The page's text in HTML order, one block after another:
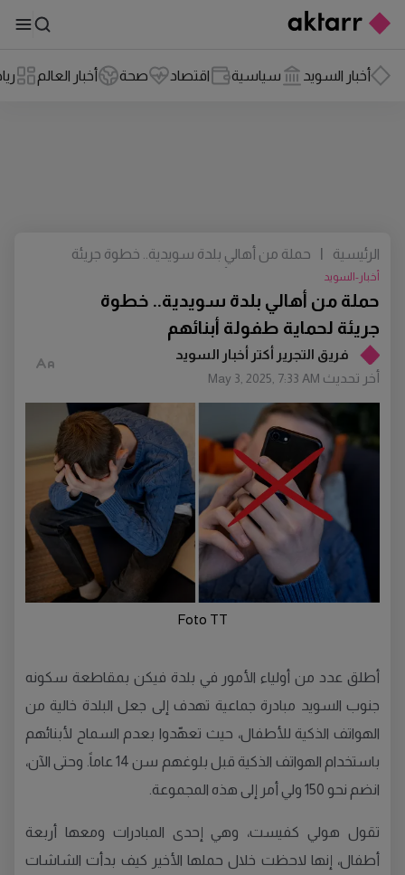
أخبار السويد سياسية اقتصاد صحة أخبار العالم
فريق التجرير أكتر أخبار السويد
أخر تحديث May 3, 2025, 7:33 AM
حملة من أهالي بلدة سويدية.. خطوة
جريئة لحماية طفولة أبنائهم
أخبار-السويد
الرئيسية |
حملة من أهالي بلدة سويدية.. خطوة جريئة
Foto TT
أطلق عدد من أولياء الأمور في بلدة فيكن بمقاطعة سكونه
جنوب السويد مبادرة جماعية تهدف إلى جعل البلدة خالية من
الهواتف الذكية للأطفال، حيث تعهّدوا بعدم السماح لأبنائهم
باستخدام الهواتف الذكية قبل بلوغهم سن 14 عاماً. وحتى الآن،
انضم نحو 150 ولي أمر إلى هذه المجموعة.
تقول هولي كفيست، وهي إحدى المبادرات ومعها أربعة
أطفال، إنها لاحظت خلال حملها الأخير كيف بدأت الشاشات